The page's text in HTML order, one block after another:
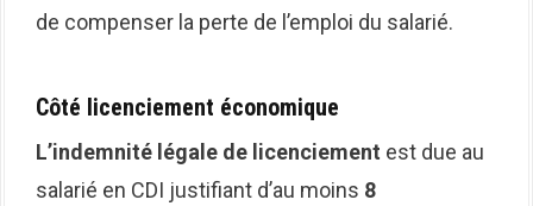
de compenser la perte de l’emploi du salarié.
Côté licenciement économique
L’indemnité légale de licenciement est due au
salarié en CDI justifiant d’au moins 8